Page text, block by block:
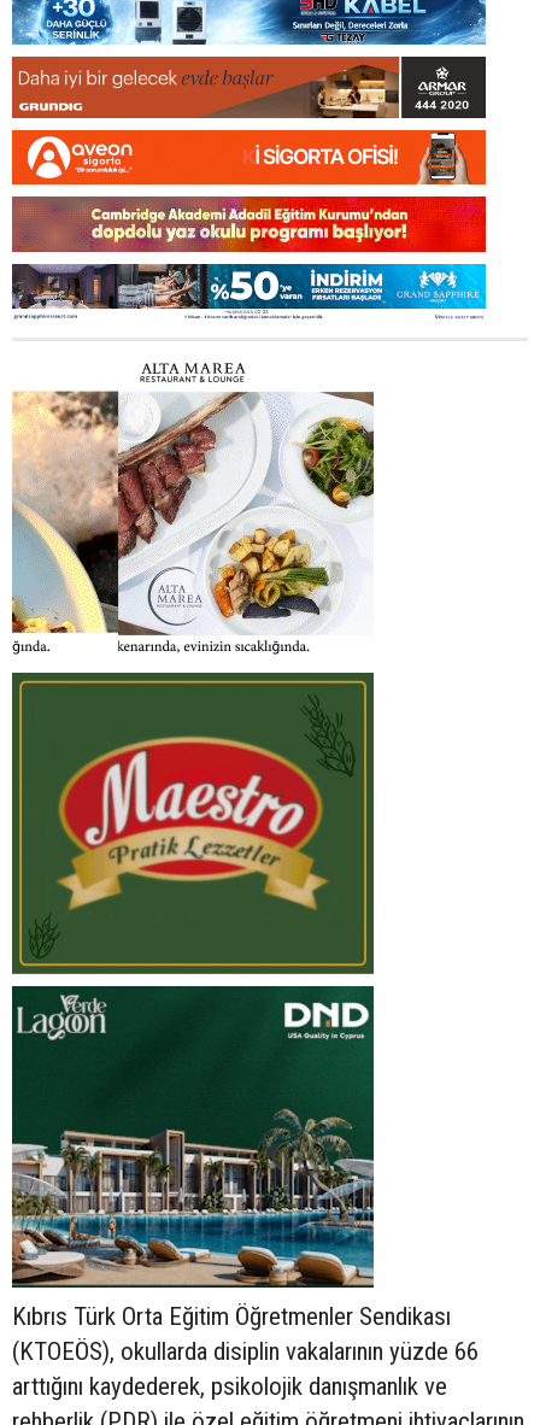
Kıbrıs Türk Orta Eğitim Öğretmenler Sendikası
(KTOEÖS), okullarda disiplin vakalarının yüzde 66
arttığını kaydederek, psikolojik danışmanlık ve